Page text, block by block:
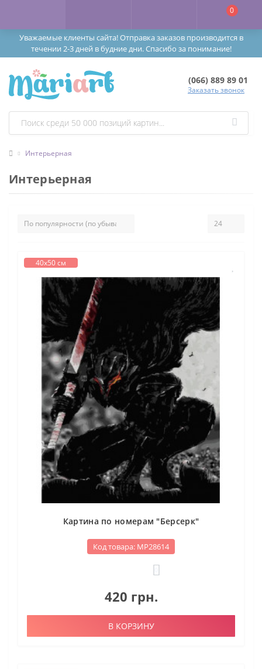
Уважаемые клиенты сайта! Отправка заказов производится в
течении 2-3 дней в будние дни. Спасибо за понимание!
0
(066) 889 89 01
Заказать звонок
Интерьерная
Интерьерная
40х50 см
Картина по номерам "Берсерк"
Код товара: МР28614
420 грн.
В КОРЗИНУ